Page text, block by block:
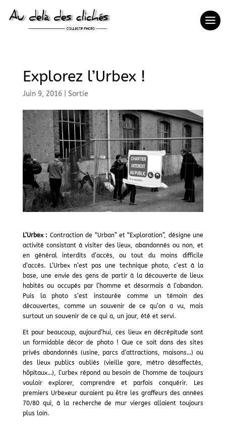
Explorez l’Urbex !
Juin 9, 2016| Sortie
L’Urbex : Contraction de “Urban” et “Exploration”, désigne une
activité consistant à visiter des lieux, abandonnés ou non, et
en général interdits d’accès, ou tout du moins difficile
d’accès. L’Urbex n’est pas une technique photo, c’est à la
base, une envie des gens de partir à la découverte de lieux
habités ou occupés par l’homme et désormais à l’abandon.
Puis la photo s’est instaurée comme un témoin des
découvertes, comme un souvenir de ce qu’on a vu, mais
surtout un souvenir de ce qui a, un jour, été et servi.
Et pour beaucoup, aujourd’hui, ces lieux en décrépitude sont
un formidable décor de photo ! Que ce soit dans des sites
privés abandonnés (usine, parcs d’attractions, maisons…) ou
des lieux publics oubliés (vieille gare, métro désaffectés,
hôpitaux…), l’urbex répond au besoin de l’homme de toujours
vouloir explorer, comprendre et parfois conquérir. Les
premiers Urbexeur auraient pu être les graffeurs des années
70/80 qui, à la recherche de mur vierges allaient toujours
plus loin.